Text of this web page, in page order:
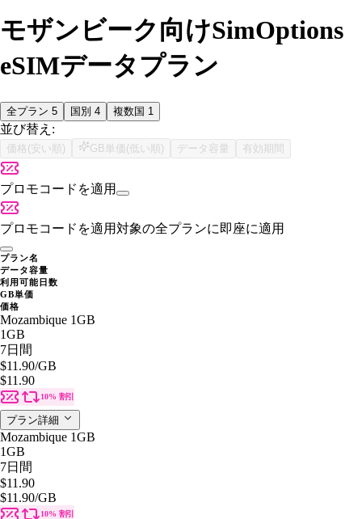
モザンビーク向けSimOptions
eSIMデータプラン
全プラン 5 国別 4 複数国 1
並び替え:
価格(安い順) GB単価(低い順) データ容量 有効期間
プロモコードを適用
プロモコードを適用対象の全プランに即座に適用
プラン名
データ容量
利用可能日数
GB単価
価格
Mozambique 1GB
1GB
7日間
$11.90/GB
$11.90
10% 割引
プラン詳細
Mozambique 1GB
1GB
7日間
$11.90
$11.90/GB
10% 割引